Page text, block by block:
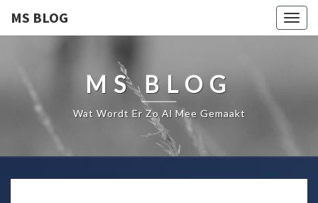
MS BLOG
MS BLOG
Wat Wordt Er Zo Al Mee Gemaakt